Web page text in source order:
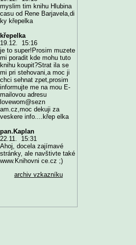
myslim tim knihu Hlubina
casu od Rene Barjavela,di
ky křepelka
křepelka
19.12. 15:16
je to super!Prosim muzete
mi poradit kde mohu tuto
knihu koupit?Strat ila se
mi pri stehovani,a moc ji
chci sehnat zpet,prosim
informujte me na mou E-
mailovou adresu
lovewom@sezn
am.cz,moc dekuji za
veskere info....křep elka
pan.Kaplan
22.11. 15:31
Ahoj, docela zajímavé
stránky, ale navštivte také
www.Knihovni ce.cz ;)
archiv vzkazníku